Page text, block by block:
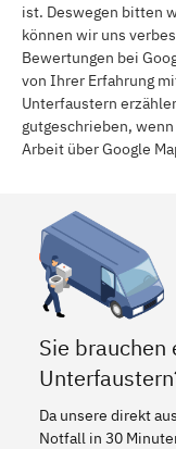
ist. Deswegen bitten
können wir uns
Bewertungen bei
von Ihrer Erfahrung
Unterfaustern
gutgeschrieben,
Arbeit über Google
Sie brauchen
Da unsere direkt
Notfall in 30